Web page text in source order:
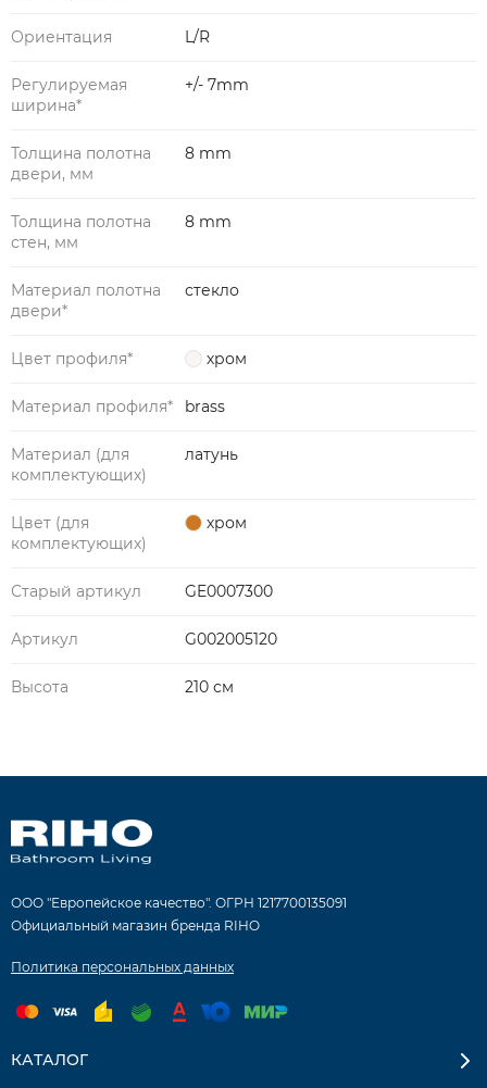
Ориентация L/R
Регулируемая
ширина*
+/- 7mm
Толщина полотна
двери, мм
8 mm
Толщина полотна
стен, мм
8 mm
Материал полотна
двери*
стекло
Цвет профиля* хром
Материал профиля* brass
Материал (для
комплектующих)
латунь
Цвет (для
комплектующих)
хром
Старый артикул GE0007300
Артикул G002005120
Высота 210 см
ООО "Европейское качество". ОГРН 1217700135091
Официальный магазин бренда RIHO
Политика персональных данных
КАТАЛОГ